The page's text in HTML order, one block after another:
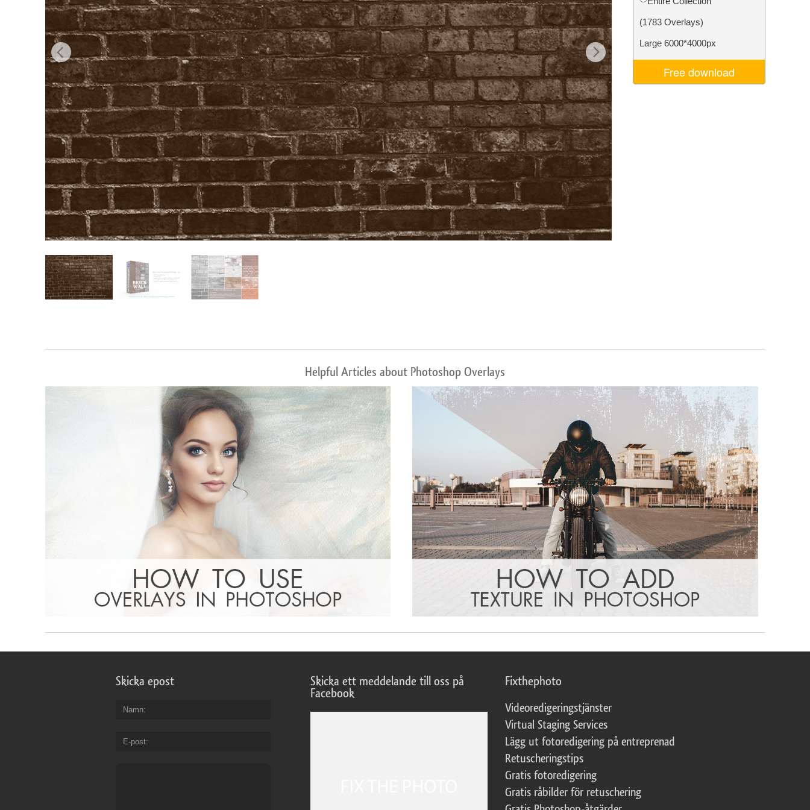
Produktfotoredigering Fotoredigering av smycken AI-träningsdata Video Editing Services
(1783 Overlays)
Large 6000*4000px
Free download
Helpful Articles about Photoshop Overlays
Skicka epost
Namn
E-post
Skicka ett meddelande till oss på
Facebook
Fixthephoto
Videoredigeringstjänster
Virtual Staging Services
Lägg ut fotoredigering på entreprenad
Retuscheringstips
Gratis fotoredigering
Gratis råbilder för retuschering